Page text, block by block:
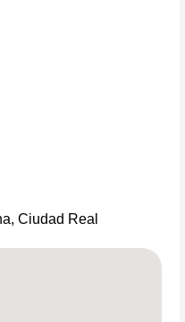
Ciudad Real